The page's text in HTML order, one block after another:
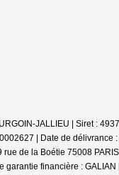
JALLIEU | Siret :
| Date de délivrance :
de la Boétie 75008
financière : GALIAN